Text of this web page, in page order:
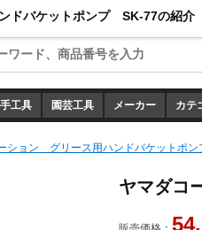
ドバケットポンプ SK-77の紹介
工具 園芸工具 メーカー カテ
ション グリース用ハンドバケットポ
ヤマダコ